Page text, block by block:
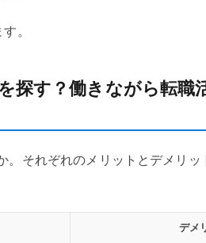
。
探す？働きながら転職
。それぞれのメリットとデメリッ
デメ